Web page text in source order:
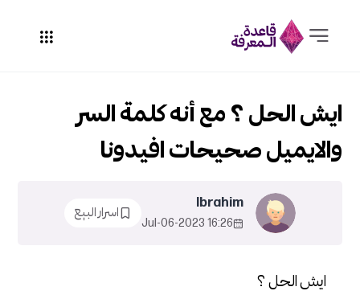
ايش الحل ؟
ايش الحل ؟ مع أنه كلمة السر
والايميل صحيحات افيدونا
Ibrahim
16:26 2023-Jul-06
اسرار البيع